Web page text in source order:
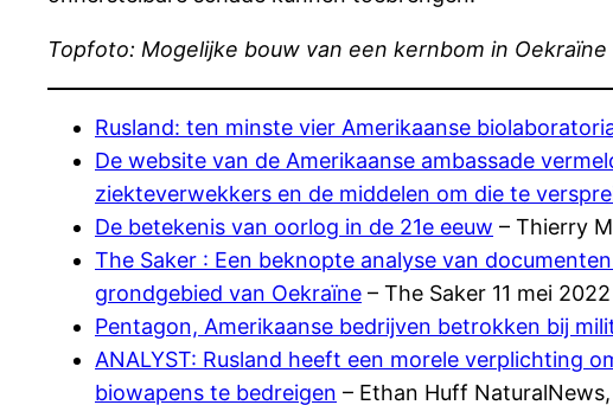
Topfoto: Mogelijke bouw van een kernbom in Oekraïne
Rusland: ten minste vier Amerikaanse
De website van de Amerikaanse ambassade
ziekteverwekkers en de middelen om die te
De betekenis van oorlog in de 21e eeuw – Thierry
The Saker : Een beknopte analyse van
grondgebied van Oekraïne – The Saker 11 mei 2022
Pentagon, Amerikaanse bedrijven betrokken bij
ANALYST: Rusland heeft een morele verplichting
biowapens te bedreigen – Ethan Huff